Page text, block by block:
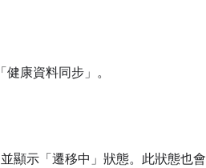
康資料同步」。
顯示「遷移中」狀態。此狀態也會